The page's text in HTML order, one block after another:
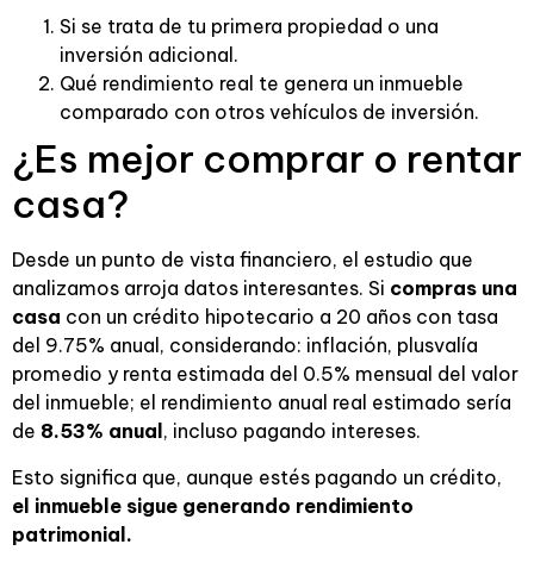
Si se trata de tu primera propiedad o una
inversión adicional.
Qué rendimiento real te genera un inmueble
comparado con otros vehículos de inversión.
¿Es mejor comprar o rentar
casa?
Desde un punto de vista financiero, el estudio que
analizamos arroja datos interesantes. Si compras una
casa con un crédito hipotecario a 20 años con tasa
del 9.75% anual, considerando: inflación, plusvalía
promedio y renta estimada del 0.5% mensual del valor
del inmueble; el rendimiento anual real estimado sería
de 8.53% anual , incluso pagando intereses.
Esto significa que, aunque estés pagando un crédito,
el inmueble sigue generando rendimiento
patrimonial.